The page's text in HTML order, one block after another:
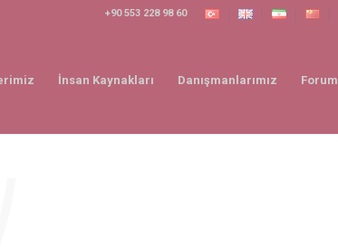
+90 553 228 98 60
İnsan Kaynakları Danışmanlarımız Forum